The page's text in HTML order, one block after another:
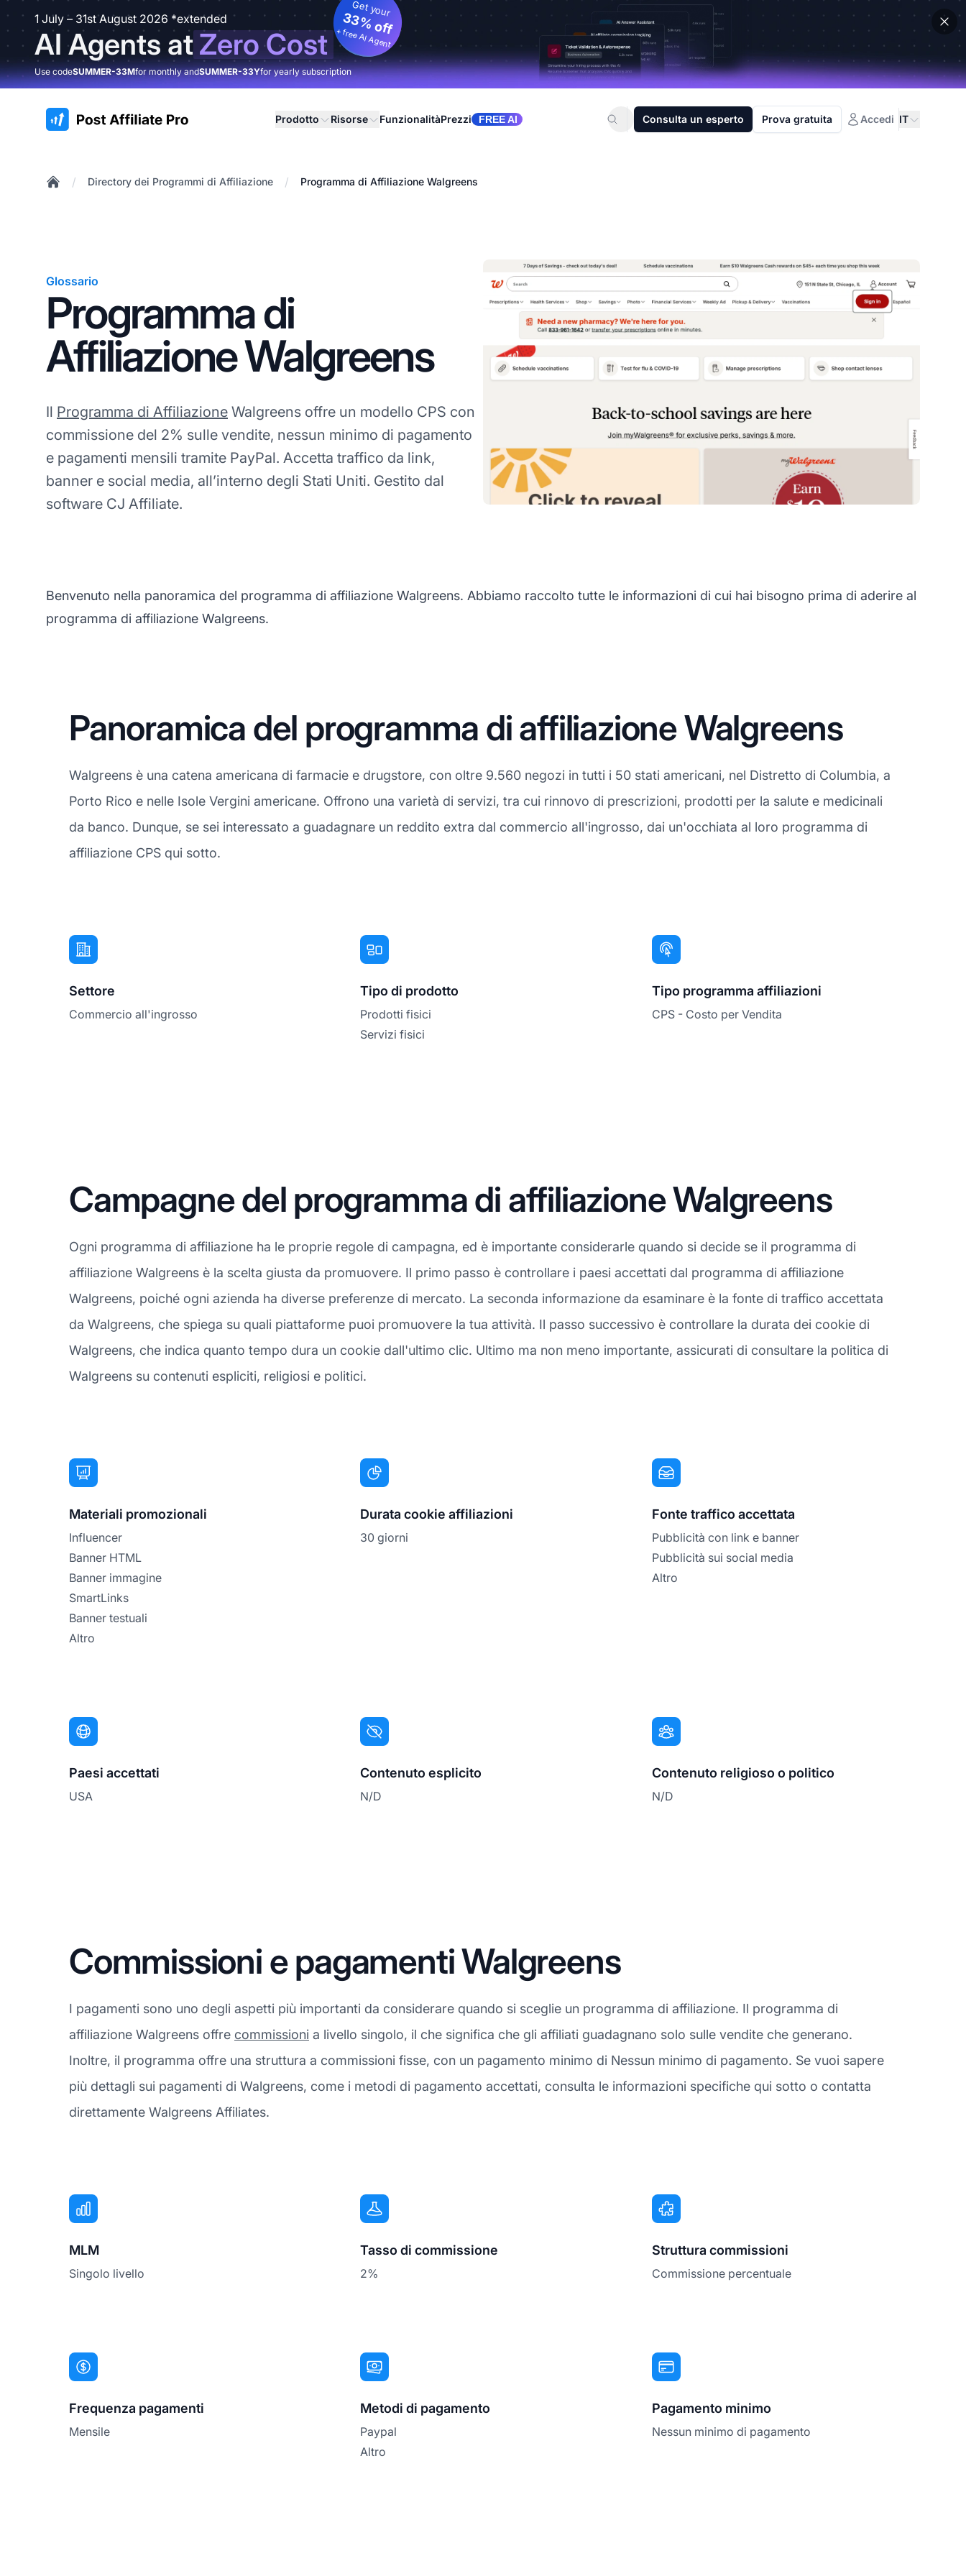
1 July – 31st August 2026 *extended
AI Agents atZero Cost
Get your
33% off
+ free AI Agent
Use codeSUMMER-33Mfor monthly andSUMMER-33Yfor yearly subscription
:site.title Prodotto Risorse FunzionalitàPrezzi FREE AI Consulta un esperto Prova gratuita Accedi IT
/ Directory dei Programmi di Affiliazione / Programma di Affiliazione Walgreens
Glossario
Programma di
Affiliazione Walgreens
Il Programma di Affiliazione Walgreens offre un modello CPS con
commissione del 2% sulle vendite, nessun minimo di pagamento
e pagamenti mensili tramite PayPal. Accetta traffico da link,
banner e social media, all’interno degli Stati Uniti. Gestito dal
software CJ Affiliate.
Benvenuto nella panoramica del programma di affiliazione Walgreens. Abbiamo raccolto tutte le informazioni di cui hai bisogno prima di aderire al
programma di affiliazione Walgreens.
Panoramica del programma di affiliazione Walgreens
Walgreens è una catena americana di farmacie e drugstore, con oltre 9.560 negozi in tutti i 50 stati americani, nel Distretto di Columbia, a
Porto Rico e nelle Isole Vergini americane. Offrono una varietà di servizi, tra cui rinnovo di prescrizioni, prodotti per la salute e medicinali
da banco. Dunque, se sei interessato a guadagnare un reddito extra dal commercio all'ingrosso, dai un'occhiata al loro programma di
affiliazione CPS qui sotto.
Settore
Commercio all'ingrosso
Tipo di prodotto
Prodotti fisici
Servizi fisici
Tipo programma affiliazioni
CPS - Costo per Vendita
Campagne del programma di affiliazione Walgreens
Ogni programma di affiliazione ha le proprie regole di campagna, ed è importante considerarle quando si decide se il programma di
affiliazione Walgreens è la scelta giusta da promuovere. Il primo passo è controllare i paesi accettati dal programma di affiliazione
Walgreens, poiché ogni azienda ha diverse preferenze di mercato. La seconda informazione da esaminare è la fonte di traffico accettata
da Walgreens, che spiega su quali piattaforme puoi promuovere la tua attività. Il passo successivo è controllare la durata dei cookie di
Walgreens, che indica quanto tempo dura un cookie dall'ultimo clic. Ultimo ma non meno importante, assicurati di consultare la politica di
Walgreens su contenuti espliciti, religiosi e politici.
Materiali promozionali
Influencer
Banner HTML
Banner immagine
SmartLinks
Banner testuali
Altro
Durata cookie affiliazioni
30 giorni
Fonte traffico accettata
Pubblicità con link e banner
Pubblicità sui social media
Altro
Paesi accettati
USA
Contenuto esplicito
N/D
Contenuto religioso o politico
N/D
Commissioni e pagamenti Walgreens
I pagamenti sono uno degli aspetti più importanti da considerare quando si sceglie un programma di affiliazione. Il programma di
affiliazione Walgreens offre commissioni a livello singolo, il che significa che gli affiliati guadagnano solo sulle vendite che generano.
Inoltre, il programma offre una struttura a commissioni fisse, con un pagamento minimo di Nessun minimo di pagamento. Se vuoi sapere
più dettagli sui pagamenti di Walgreens, come i metodi di pagamento accettati, consulta le informazioni specifiche qui sotto o contatta
direttamente Walgreens Affiliates.
MLM
Singolo livello
Tasso di commissione
2%
Struttura commissioni
Commissione percentuale
Frequenza pagamenti
Mensile
Metodi di pagamento
Paypal
Altro
Pagamento minimo
Nessun minimo di pagamento